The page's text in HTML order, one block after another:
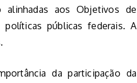
alinhadas aos Objetivos de
públicas federais. A
da participação da